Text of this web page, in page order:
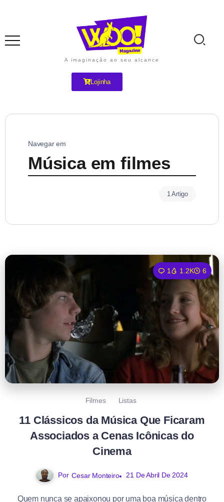
A imaginação ao seu alcance
Lojinha
Navegar em
Música em filmes
1 Artigo
1 1.2K 6
Filmes Listas
11 Clássicos da Música Que Ficaram
Associados a Cenas Icônicas do
Cinema
Por Cesar Monteiro 21 De Abril De 2024
Quem nunca se apaixonou por uma boa música dentro